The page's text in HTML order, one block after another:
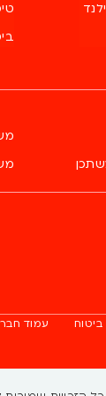
ביטוח עמוד